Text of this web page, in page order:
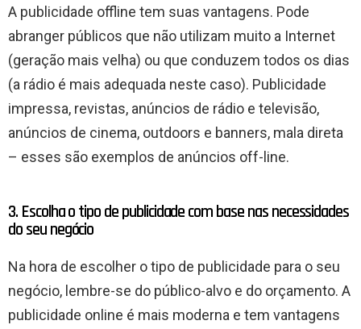
A publicidade offline tem suas vantagens. Pode
abranger públicos que não utilizam muito a Internet
(geração mais velha) ou que conduzem todos os dias
(a rádio é mais adequada neste caso). Publicidade
impressa, revistas, anúncios de rádio e televisão,
anúncios de cinema, outdoors e banners, mala direta
– esses são exemplos de anúncios off-line.
3. Escolha o tipo de publicidade com base nas necessidades
do seu negócio
Na hora de escolher o tipo de publicidade para o seu
negócio, lembre-se do público-alvo e do orçamento. A
publicidade online é mais moderna e tem vantagens